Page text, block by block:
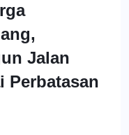
Jalan
Perbatasan